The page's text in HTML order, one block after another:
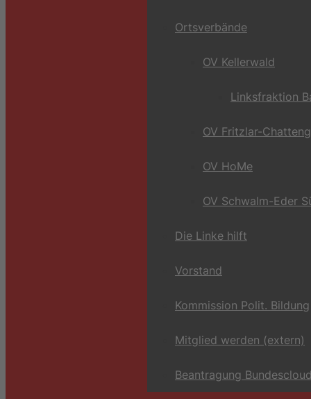
Ortsverbände
OV Kellerwald
Linksfraktion
OV Fritzlar-
OV HoMe
OV Schwalm-Eder
Die Linke hilft
Vorstand
Kommission Polit. Bildung
Mitglied werden (extern)
Beantragung